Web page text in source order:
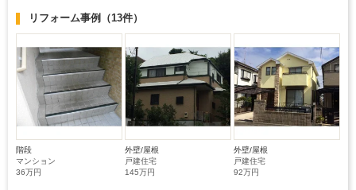
リフォーム事例 （13件）
階段
マンション
36万円
外壁/屋根
戸建住宅
145万円
外壁/屋根
戸建住宅
92万円